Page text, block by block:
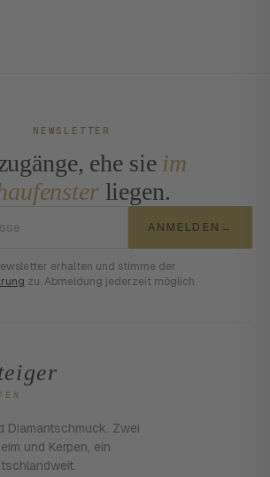
NEWSLETTER
ehe sie im
liegen.
ANMELDEN →
erhalten und stimme der
zu. Abmeldung jederzeit möglich.
Diamantschmuck. Zwei
und Kerpen, ein